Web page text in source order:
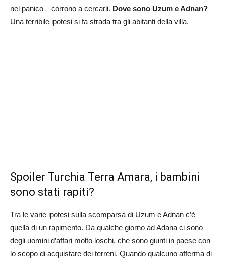
nel panico – corrono a cercarli. Dove sono Uzum e Adnan?
Una terribile ipotesi si fa strada tra gli abitanti della villa.
Spoiler Turchia Terra Amara, i bambini
sono stati rapiti?
Tra le varie ipotesi sulla scomparsa di Uzum e Adnan c’è
quella di un rapimento. Da qualche giorno ad Adana ci sono
degli uomini d’affari molto loschi, che sono giunti in paese con
lo scopo di acquistare dei terreni. Quando qualcuno afferma di